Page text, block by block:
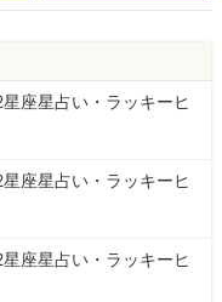
座星占い・ラッキーヒ
座星占い・ラッキーヒ
座星占い・ラッキーヒ